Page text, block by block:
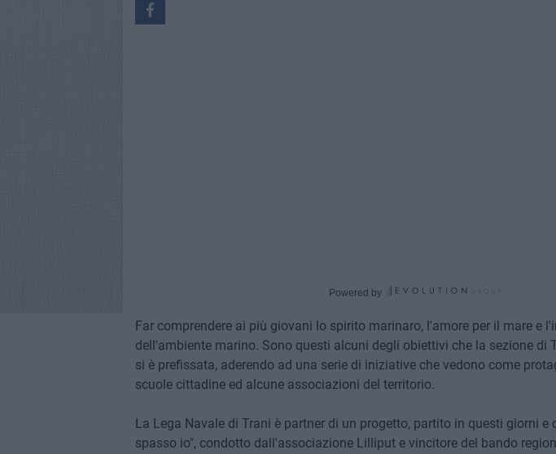
Powered by
Far comprendere ai più giovani lo spirito marinaro, l'amore per il mare e
dell'ambiente marino. Sono questi alcuni degli obiettivi che la sezione di
si è prefissata, aderendo ad una serie di iniziative che vedono come
scuole cittadine ed alcune associazioni del territorio.
La Lega Navale di Trani è partner di un progetto, partito in questi giorni e
spasso io", condotto dall'associazione Lilliput e vincitore del bando